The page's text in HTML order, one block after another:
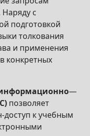
с
подготовкой
толкования
и применения
конкретных
—
позволяет
к учебным